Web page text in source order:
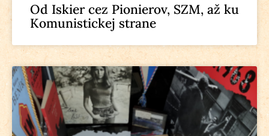
Od Iskier cez Pionierov, SZM, až ku
Komunistickej strane